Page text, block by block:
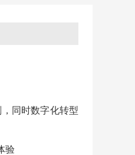
同时数字化转型
验